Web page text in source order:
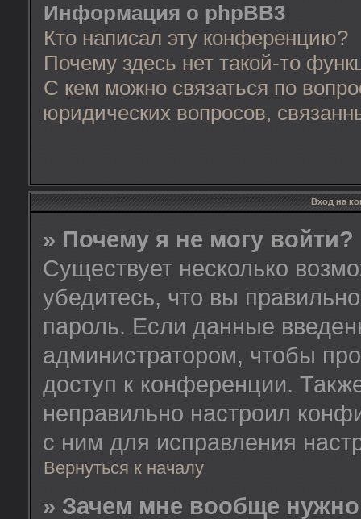
Информация о phpBB3
Кто написал эту конференцию?
Почему здесь нет такой-то
С кем можно связаться по
юридических вопросов,
Вход на
» Почему я не могу войти?
Существует несколько
убедитесь, что вы
пароль. Если данные
администратором, чтобы
доступ к конференции.
неправильно настроил
с ним для исправления
Вернуться к началу
» Зачем мне вообще нужно